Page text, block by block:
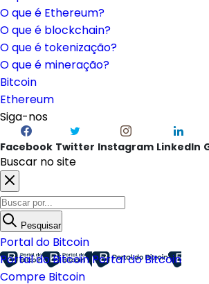
O que é Ethereum?
O que é blockchain?
O que é tokenização?
O que é mineração?
Bitcoin
Ethereum
Siga-nos
Facebook Twitter Instagram LinkedIn
Buscar no site
Pesquisar
Portal do Bitcoin
Portal do BitcoinPortal do Bitcoin
Compre Bitcoin